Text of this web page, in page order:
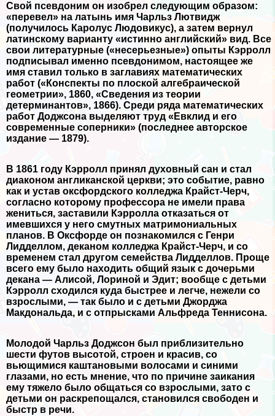
Свой псевдоним он изобрел следующим образом:
«перевел» на латынь имя Чарльз Лютвидж
(получилось Каролус Людовикус), а затем вернул
латинскому варианту «истинно английский» вид. Все
свои литературные («несерьезные») опыты Кэрролл
подписывал именно псевдонимом, настоящее же
имя ставил только в заглавиях математических
работ («Конспекты по плоской алгебраической
геометрии», 1860, «Сведения из теории
детерминантов», 1866). Среди ряда математических
работ Доджсона выделяют труд «Евклид и его
современные соперники» (последнее авторское
издание — 1879).
В 1861 году Кэрролл принял духовный сан и стал
диаконом англиканской церкви; это событие, равно
как и устав оксфордского колледжа Крайст-Черч,
согласно которому профессора не имели права
жениться, заставили Кэрролла отказаться от
имевшихся у него смутных матримониальных
планов. В Оксфорде он познакомился с Генри
Лидделлом, деканом колледжа Крайст-Черч, и со
временем стал другом семейства Лидделлов. Проще
всего ему было находить общий язык с дочерьми
декана — Алисой, Лориной и Эдит; вообще с детьми
Кэрролл сходился куда быстрее и легче, нежели со
взрослыми, — так было и с детьми Джорджа
Макдональда, и с отпрысками Альфреда Теннисона.
Молодой Чарльз Доджсон был приблизительно
шести футов высотой, строен и красив, со
вьющимися каштановыми волосами и синими
глазами, но есть мнение, что по причине заикания
ему тяжело было общаться со взрослыми, зато с
детьми он раскрепощался, становился свободен и
быстр в речи.